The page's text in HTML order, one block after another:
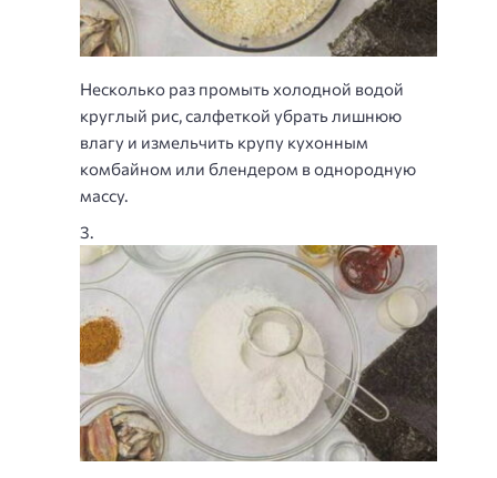
Несколько раз промыть холодной водой
круглый рис, салфеткой убрать лишнюю
влагу и измельчить крупу кухонным
комбайном или блендером в однородную
массу.